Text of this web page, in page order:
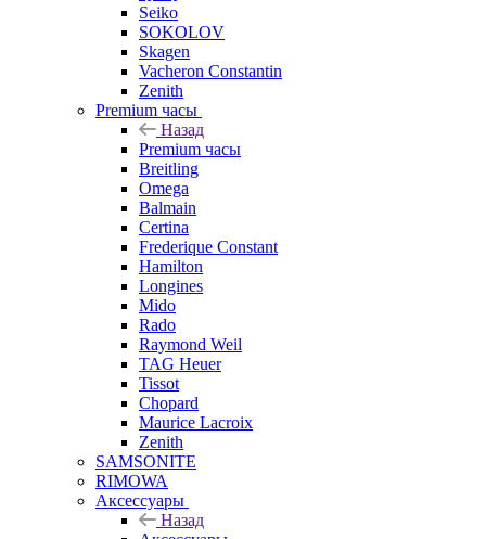
Seiko
SOKOLOV
Skagen
Vacheron Constantin
Zenith
Premium часы
Назад
Premium часы
Breitling
Omega
Balmain
Certina
Frederique Constant
Hamilton
Longines
Mido
Rado
Raymond Weil
TAG Heuer
Tissot
Chopard
Maurice Lacroix
Zenith
SAMSONITE
RIMOWA
Аксессуары
Назад